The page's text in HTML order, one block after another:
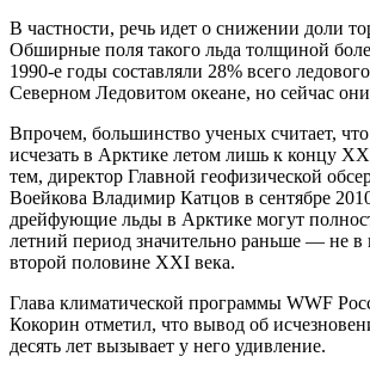
В частности, речь идет о снижении доли
Обширные поля такого льда толщиной
1990-е годы составляли 28% всего
Северном Ледовитом океане, но сейчас
Впрочем, большинство ученых считает,
исчезать в Арктике летом лишь к концу
тем, директор Главной геофизической
Воейкова Владимир Катцов в сентябре
дрейфующие льды в Арктике могут
летний период значительно раньше — не в
второй половине XXI века.
Глава климатической программы WWF
Кокорин отметил, что вывод об
десять лет вызывает у него удивление.